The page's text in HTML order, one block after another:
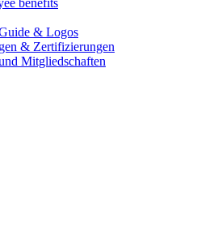
benefits
& Logos
& Zertifizierungen
Mitgliedschaften